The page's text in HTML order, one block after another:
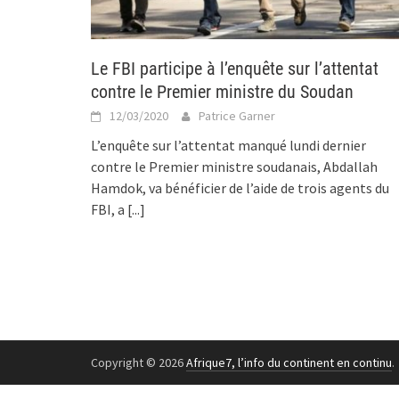
Le FBI participe à l’enquête sur l’attentat
contre le Premier ministre du Soudan
12/03/2020 Patrice Garner
L’enquête sur l’attentat manqué lundi dernier
contre le Premier ministre soudanais, Abdallah
Hamdok, va bénéficier de l’aide de trois agents du
FBI, a [...]
Copyright © 2026Afrique7, l’info du continent en continu.